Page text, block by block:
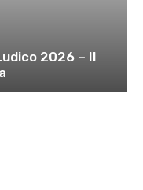
2026 – Il